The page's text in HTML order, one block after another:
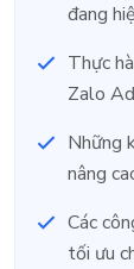
đang
Thực
Zalo
Những
nâng
Các
tối ưu